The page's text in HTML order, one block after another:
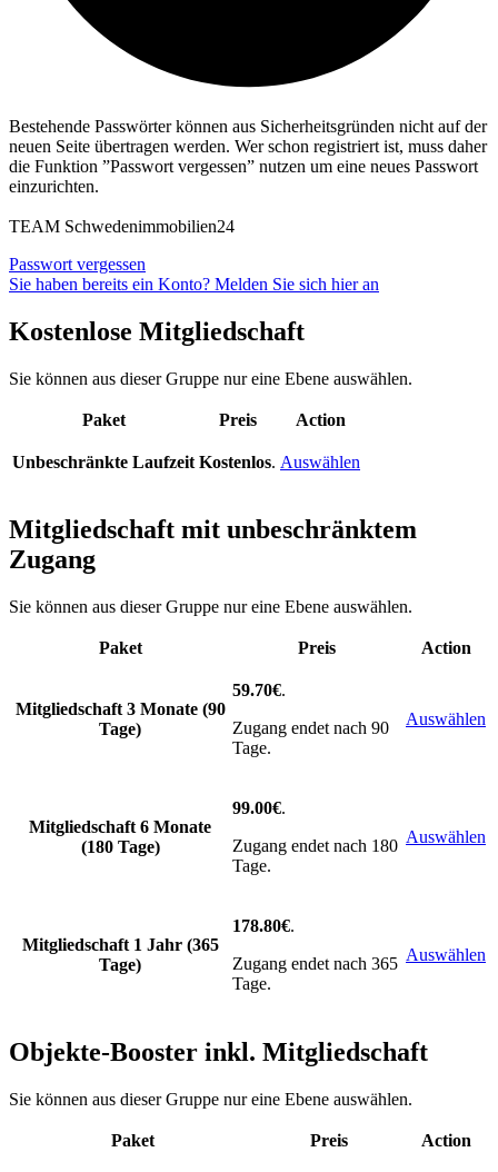
Bestehende Passwörter können aus Sicherheitsgründen nicht auf der
neuen Seite übertragen werden. Wer schon registriert ist, muss daher
die Funktion ”Passwort vergessen” nutzen um eine neues Passwort
einzurichten.
TEAM Schwedenimmobilien24
Passwort vergessen
Sie haben bereits ein Konto? Melden Sie sich hier an
Kostenlose Mitgliedschaft
Sie können aus dieser Gruppe nur eine Ebene auswählen.
Paket Preis Action
Unbeschränkte Laufzeit Kostenlos. Auswählen
Mitgliedschaft mit unbeschränktem
Zugang
Sie können aus dieser Gruppe nur eine Ebene auswählen.
Paket Preis Action
Mitgliedschaft 3 Monate (90
Tage)
59.70€.
Zugang endet nach 90
Tage.
Auswählen
Mitgliedschaft 6 Monate
(180 Tage)
99.00€.
Zugang endet nach 180
Tage.
Auswählen
Mitgliedschaft 1 Jahr (365
Tage)
178.80€.
Zugang endet nach 365
Tage.
Auswählen
Objekte-Booster inkl. Mitgliedschaft
Sie können aus dieser Gruppe nur eine Ebene auswählen.
Paket Preis Action